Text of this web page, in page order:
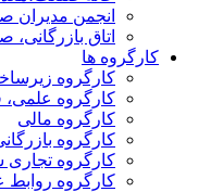
انجمن مدیران
اتاق
کارگروه ها
کارگروه
کارگروه
کارگروه مالی
کارگروه
کارگروه
کارگروه